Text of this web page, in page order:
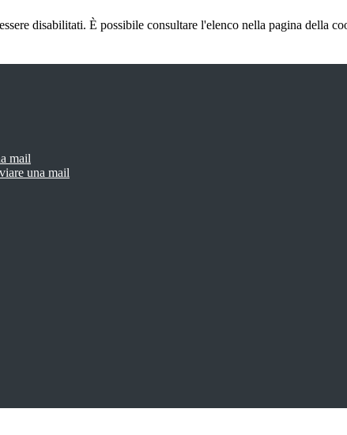
disabilitati. È possibile consultare l'elenco nella pagina della
mail
una mail